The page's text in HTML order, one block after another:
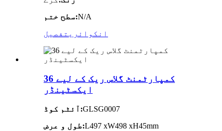
سطح ختم:N/A
انکوائریتفصیل
36 کمپارٹمنٹ گلاس ریک کے لیے
ایکسٹینڈر
آئٹم کوڈ:GLSG0007
طول و عرض:L497 xW498 xH45mm